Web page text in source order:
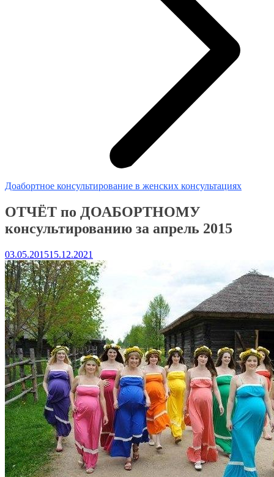
Доабортное консультирование в женских консультациях
ОТЧЁТ по ДОАБОРТНОМУ
консультированию за апрель 2015
03.05.201515.12.2021